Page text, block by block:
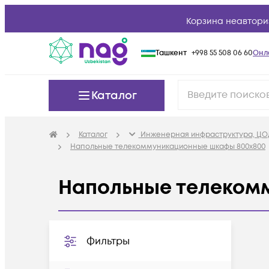
Корзина
Ташкент +998 55 508 06 60
Каталог
Каталог Инженерная инфраструктура,
Напольные телекоммуникационные шкафы 800x800
Напольные
Фильтры